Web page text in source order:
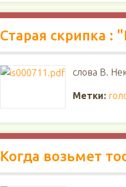
Старая скрипка :
слова В.
Метки:
Когда возьмет